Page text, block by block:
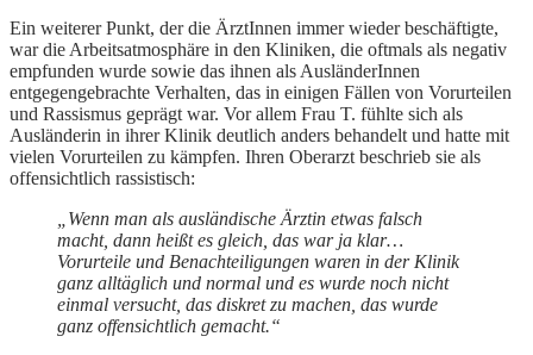
Ein weiterer Punkt, der die ÄrztInnen immer wieder beschäftigte,
war die Arbeitsatmosphäre in den Kliniken, die oftmals als negativ
empfunden wurde sowie das ihnen als AusländerInnen
entgegengebrachte Verhalten, das in einigen Fällen von Vorurteilen
und Rassismus geprägt war. Vor allem Frau T. fühlte sich als
Ausländerin in ihrer Klinik deutlich anders behandelt und hatte mit
vielen Vorurteilen zu kämpfen. Ihren Oberarzt beschrieb sie als
offensichtlich rassistisch:
„Wenn man als ausländische Ärztin etwas falsch
macht, dann heißt es gleich, das war ja klar…
Vorurteile und Benachteiligungen waren in der Klinik
ganz alltäglich und normal und es wurde noch nicht
einmal versucht, das diskret zu machen, das wurde
ganz offensichtlich gemacht.“